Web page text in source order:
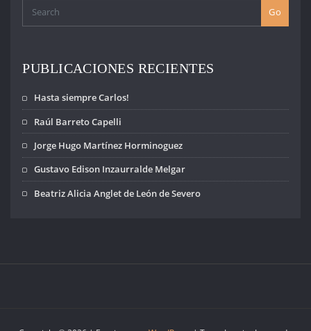
Go
PUBLICACIONES RECIENTES
Hasta siempre Carlos!
Raúl Barreto Capelli
Jorge Hugo Martínez Horminoguez
Gustavo Edison Inzaurralde Melgar
Beatriz Alicia Anglet de León de Severo